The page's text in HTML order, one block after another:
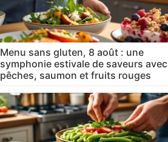
Menu sans gluten, 8 août : une
symphonie estivale de saveurs avec
pêches, saumon et fruits rouges